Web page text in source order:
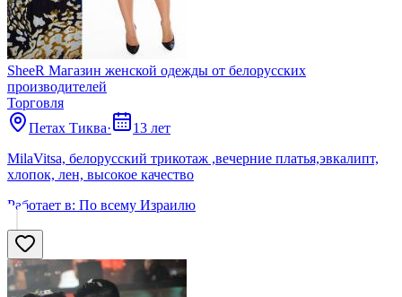
SheeR Магазин женской одежды от белорусских
производителей
Торговля
Петах Тиква·
13 лет
MilaVitsa, белорусский трикотаж ,вечерние платья,эвкалипт,
хлопок, лен, высокое качество
Работает в: По всему Израилю